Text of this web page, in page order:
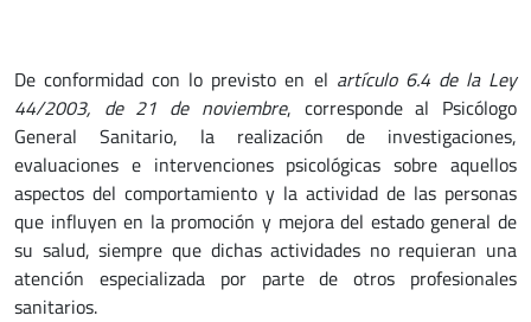
De conformidad con lo previsto en el artículo 6.4 de la Ley
44/2003, de 21 de noviembre, corresponde al Psicólogo
General Sanitario, la realización de investigaciones,
evaluaciones e intervenciones psicológicas sobre aquellos
aspectos del comportamiento y la actividad de las personas
que influyen en la promoción y mejora del estado general de
su salud, siempre que dichas actividades no requieran una
atención especializada por parte de otros profesionales
sanitarios.